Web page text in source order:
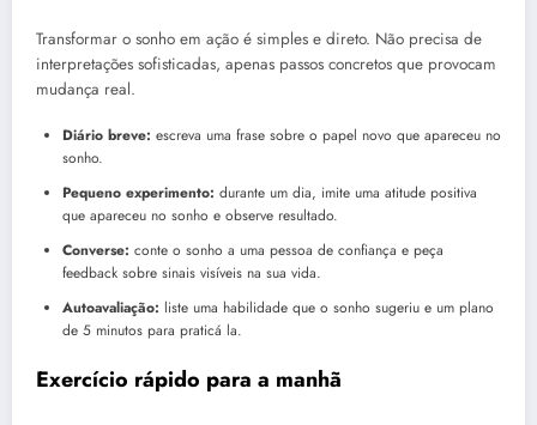
Transformar o sonho em ação é simples e direto. Não precisa de
interpretações sofisticadas, apenas passos concretos que provocam
mudança real.
Diário breve: escreva uma frase sobre o papel novo que apareceu no
sonho.
Pequeno experimento: durante um dia, imite uma atitude positiva
que apareceu no sonho e observe resultado.
Converse: conte o sonho a uma pessoa de confiança e peça
feedback sobre sinais visíveis na sua vida.
Autoavaliação: liste uma habilidade que o sonho sugeriu e um plano
de 5 minutos para praticá la.
Exercício rápido para a manhã